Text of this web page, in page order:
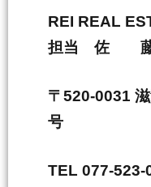
REI REAL
担当 佐 藤
〒520-0031
号
TEL 077-